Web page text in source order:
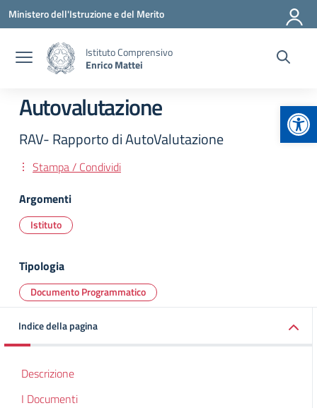
Vai ai contenuti
Vai al menu di navigazione
Vai al footer
Ministero dell'Istruzione e del Merito
Istituto Comprensivo
Enrico Mattei
Autovalutazione
RAV- Rapporto di AutoValutazione
Stampa / Condividi
Argomenti
Istituto
Tipologia
Documento Programmatico
Indice della pagina
Descrizione
I Documenti